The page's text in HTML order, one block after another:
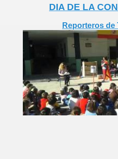
DIA DE LA
Reporteros de